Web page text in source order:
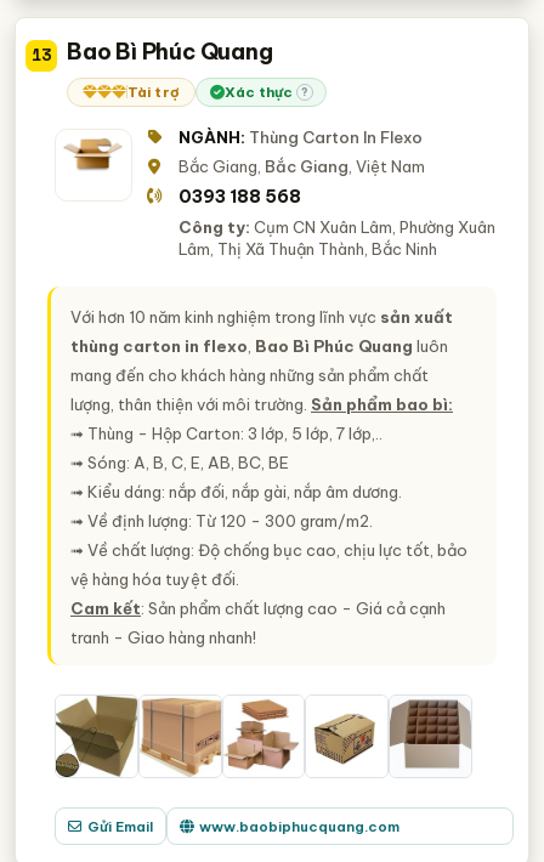
13 Bao Bì Phúc Quang
Tài trợ Xác thực ?
NGÀNH: Thùng Carton In Flexo
Bắc Giang, Bắc Giang , Việt Nam
0393 188 568
Công ty: Cụm CN Xuân Lâm, Phường Xuân
Lâm, Thị Xã Thuận Thành, Bắc Ninh
Với hơn 10 năm kinh nghiệm trong lĩnh vực sản xuất
thùng carton in flexo Bao Bì Phúc Quang luôn
mang đến cho khách hàng những sản phẩm chất
lượng, thân thiện với môi trường. Sản phẩm bao bì:
➟ Thùng - Hộp Carton: 3 lớp, 5 lớp, 7 lớp,..
➟ Sóng: A, B, C, E, AB, BC, BE
➟ Kiểu dáng: nắp đối, nắp gài, nắp âm dương.
➟ Về định lượng: Từ 120 - 300 gram/m2.
➟ Về chất lượng: Độ chống bục cao, chịu lực tốt, bảo
vệ hàng hóa tuyệt đối.
Cam kết: Sản phẩm chất lượng cao - Giá cả cạnh
tranh - Giao hàng nhanh!
Gửi Email www.baobiphucquang.com